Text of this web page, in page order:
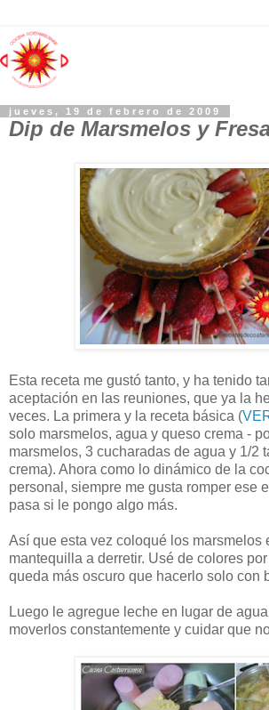
jueves, 19 de febrero de 2009
Dip de Marsmelos y
Esta receta me gustó tanto, y ha tenido
aceptación en las reuniones, que ya la
veces. La primera y la receta básica (
solo marsmelos, agua y queso crema -
marsmelos, 3 cucharadas de agua y 1/2
crema). Ahora como lo dinámico de la
personal, siempre me gusta romper ese
pasa si le pongo algo más.
Así que esta vez coloqué los marsmelos
mantequilla a derretir. Usé de colores
queda más oscuro que hacerlo solo con
Luego le agregue leche en lugar de
moverlos constantemente y cuidar que